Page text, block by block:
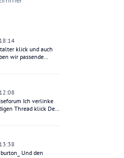
klick und auch
wir passende
Ich verlinke
Thread klick Den
Und den